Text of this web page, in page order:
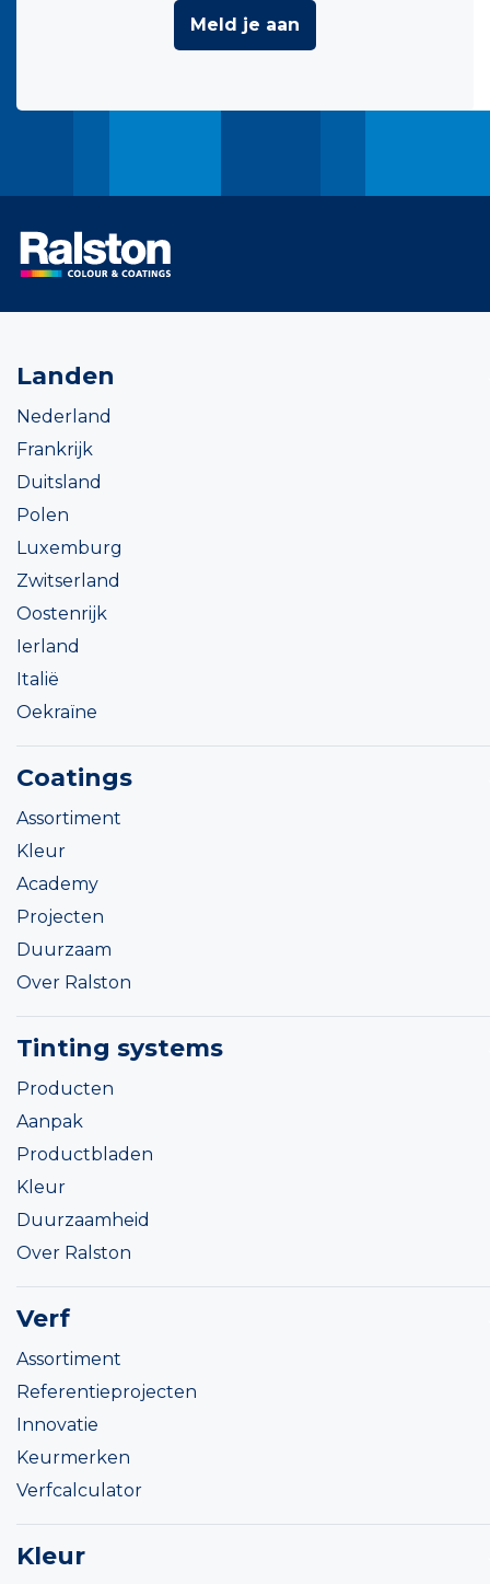
Meld je aan
Landen
Nederland
Frankrijk
Duitsland
Polen
Luxemburg
Zwitserland
Oostenrijk
Ierland
Italië
Oekraïne
Coatings
Assortiment
Kleur
Academy
Projecten
Duurzaam
Over Ralston
Tinting systems
Producten
Aanpak
Productbladen
Kleur
Duurzaamheid
Over Ralston
Verf
Assortiment
Referentieprojecten
Innovatie
Keurmerken
Verfcalculator
Kleur